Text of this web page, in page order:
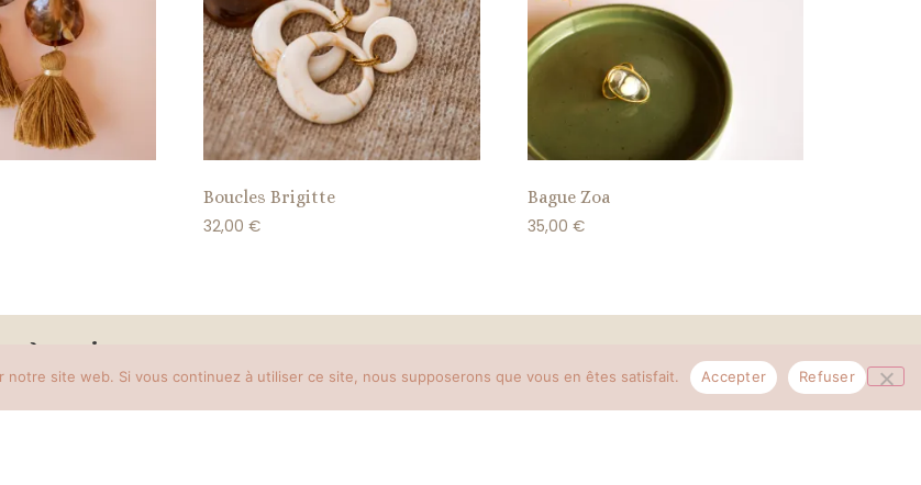
Boucles Brigitte
32,00€
Bague Zoa
35,00€
Azeria
Bijoux
site web. Si vous continuez à utiliser ce site, nous supposerons que vous en êtes satisfait. Accepter Refuser